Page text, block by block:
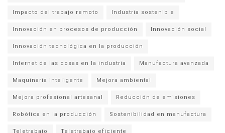
Impacto del trabajo remoto Industria sostenible
Innovación en procesos de producción Innovación social
Innovación tecnológica en la producción
Internet de las cosas en la industria Manufactura avanzada
Maquinaria inteligente Mejora ambiental
Mejora profesional artesanal Reducción de emisiones
Robótica en la producción Sostenibilidad en manufactura
Teletrabajo Teletrabajo eficiente